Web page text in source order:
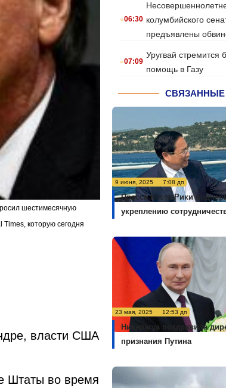
шестимесячную
которую сегодня
власти США
Штаты во время
.06:30 колумбийского
предъявлены
.07:09
Уругвай стремится
помощь в Газу
СВЯЗАННЫЕ
9 июня, 2025 7:08 дп
Пресса Коста-Рики
укреплению
23 мая, 2025 12:53 дп
Никарагуа поздравила
признания Путина